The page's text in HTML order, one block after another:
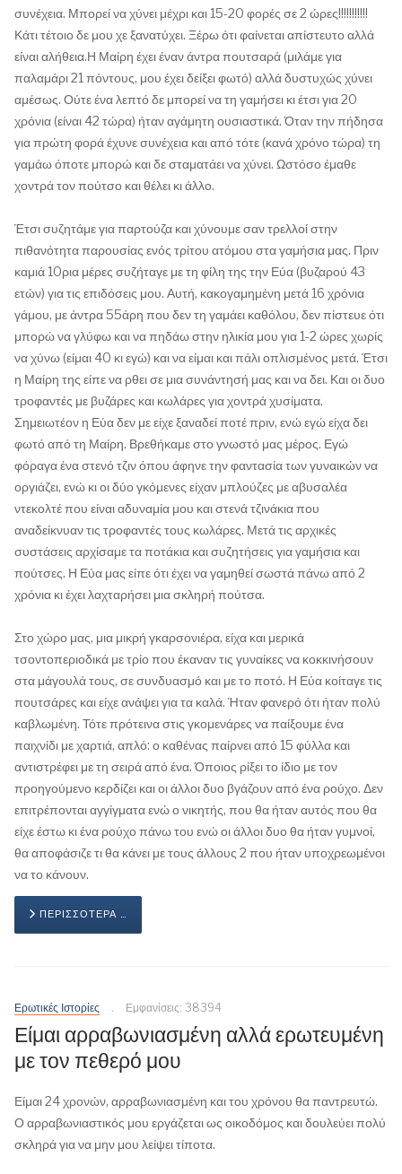
συνέχεια. Μπορεί να χύνει μέχρι και 15-20 φορές σε 2 ώρες!!!!!!!!!!!
Κάτι τέτοιο δε μου χε ξανατύχει. Ξέρω ότι φαίνεται απίστευτο αλλά
είναι αλήθεια.Η Μαίρη έχει έναν άντρα πουτσαρά (μιλάμε για
παλαμάρι 21 πόντους, μου έχει δείξει φωτό) αλλά δυστυχώς χύνει
αμέσως. Ούτε ένα λεπτό δε μπορεί να τη γαμήσει κι έτσι για 20
χρόνια (είναι 42 τώρα) ήταν αγάμητη ουσιαστικά. Όταν την πήδησα
για πρώτη φορά έχυνε συνέχεια και από τότε (κανά χρόνο τώρα) τη
γαμάω όποτε μπορώ και δε σταματάει να χύνει. Ωστόσο έμαθε
χοντρά τον πούτσο και θέλει κι άλλο.
Έτσι συζητάμε για παρτούζα και χύνουμε σαν τρελλοί στην
πιθανότητα παρουσίας ενός τρίτου ατόμου στα γαμήσια μας. Πριν
καμιά 10ρια μέρες συζήταγε με τη φίλη της την Εύα (βυζαρού 43
ετών) για τις επιδόσεις μου. Αυτή, κακογαμημένη μετά 16 χρόνια
γάμου, με άντρα 55άρη που δεν τη γαμάει καθόλου, δεν πίστευε ότι
μπορώ να γλύφω και να πηδάω στην ηλικία μου για 1-2 ώρες χωρίς
να χύνω (είμαι 40 κι εγώ) και να είμαι και πάλι οπλισμένος μετά. Έτσι
η Μαίρη της είπε να ρθει σε μια συνάντησή μας και να δει. Και οι δυο
τροφαντές με βυζάρες και κωλάρες για χοντρά χυσίματα.
Σημειωτέον η Εύα δεν με είχε ξαναδεί ποτέ πριν, ενώ εγώ είχα δει
φωτό από τη Μαίρη. Βρεθήκαμε στο γνωστό μας μέρος. Εγώ
φόραγα ένα στενό τζιν όπου άφηνε την φαντασία των γυναικών να
οργιάζει, ενώ κι οι δύο γκόμενες είχαν μπλούζες με αβυσαλέα
ντεκολτέ που είναι αδυναμία μου και στενά τζινάκια που
αναδείκνυαν τις τροφαντές τους κωλάρες. Μετά τις αρχικές
συστάσεις αρχίσαμε τα ποτάκια και συζητήσεις για γαμήσια και
πούτσες. Η Εύα μας είπε ότι έχει να γαμηθεί σωστά πάνω από 2
χρόνια κι έχει λαχταρήσει μια σκληρή πούτσα.
Στο χώρο μας, μια μικρή γκαρσονιέρα, είχα και μερικά
τσοντοπεριοδικά με τρίο που έκαναν τις γυναίκες να κοκκινήσουν
στα μάγουλά τους, σε συνδυασμό και με το ποτό. Η Εύα κοίταγε τις
πουτσάρες και είχε ανάψει για τα καλά. Ήταν φανερό ότι ήταν πολύ
καβλωμένη. Τότε πρότεινα στις γκομενάρες να παίξουμε ένα
παιχνίδι με χαρτιά, απλό: ο καθένας παίρνει από 15 φύλλα και
αντιστρέφει με τη σειρά από ένα. Όποιος ρίξει το ίδιο με τον
προηγούμενο κερδίζει και οι άλλοι δυο βγάζουν από ένα ρούχο. Δεν
επιτρέπονται αγγίγματα ενώ ο νικητής, που θα ήταν αυτός που θα
είχε έστω κι ένα ρούχο πάνω του ενώ οι άλλοι δυο θα ήταν γυμνοί,
θα αποφάσιζε τι θα κάνει με τους άλλους 2 που ήταν υποχρεωμένοι
να το κάνουν.
ΠΕΡΙΣΣΌΤΕΡΑ …
Ερωτικές Ιστορίες Εμφανίσεις: 38394
Είμαι αρραβωνιασμένη αλλά ερωτευμένη
με τον πεθερό μου
Είμαι 24 χρονών, αρραβωνιασμένη και του χρόνου θα παντρευτώ.
Ο αρραβωνιαστικός μου εργάζεται ως οικοδόμος και δουλεύει πολύ
σκληρά για να μην μου λείψει τίποτα.